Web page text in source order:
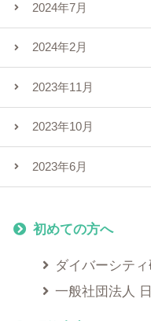
2024年7月
2024年2月
2023年11月
2023年10月
2023年6月
初めての方へ
ダイバーシテ
一般社団法人